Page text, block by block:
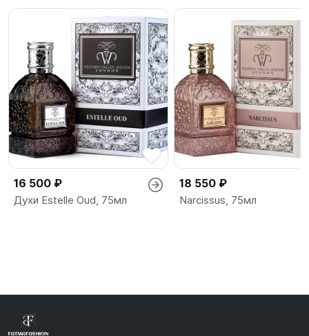
16 500 ₽
Духи Estelle Oud, 75мл
18 550 ₽
Narcissus, 75мл